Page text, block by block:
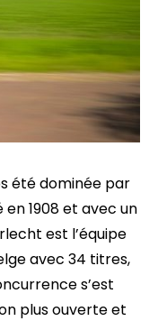
été dominée par
1908 et avec un
est l’équipe
avec 34 titres,
s’est
plus ouverte et